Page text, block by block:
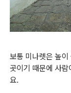
보통 미나렛은 높
곳이기 때문에 사
요.